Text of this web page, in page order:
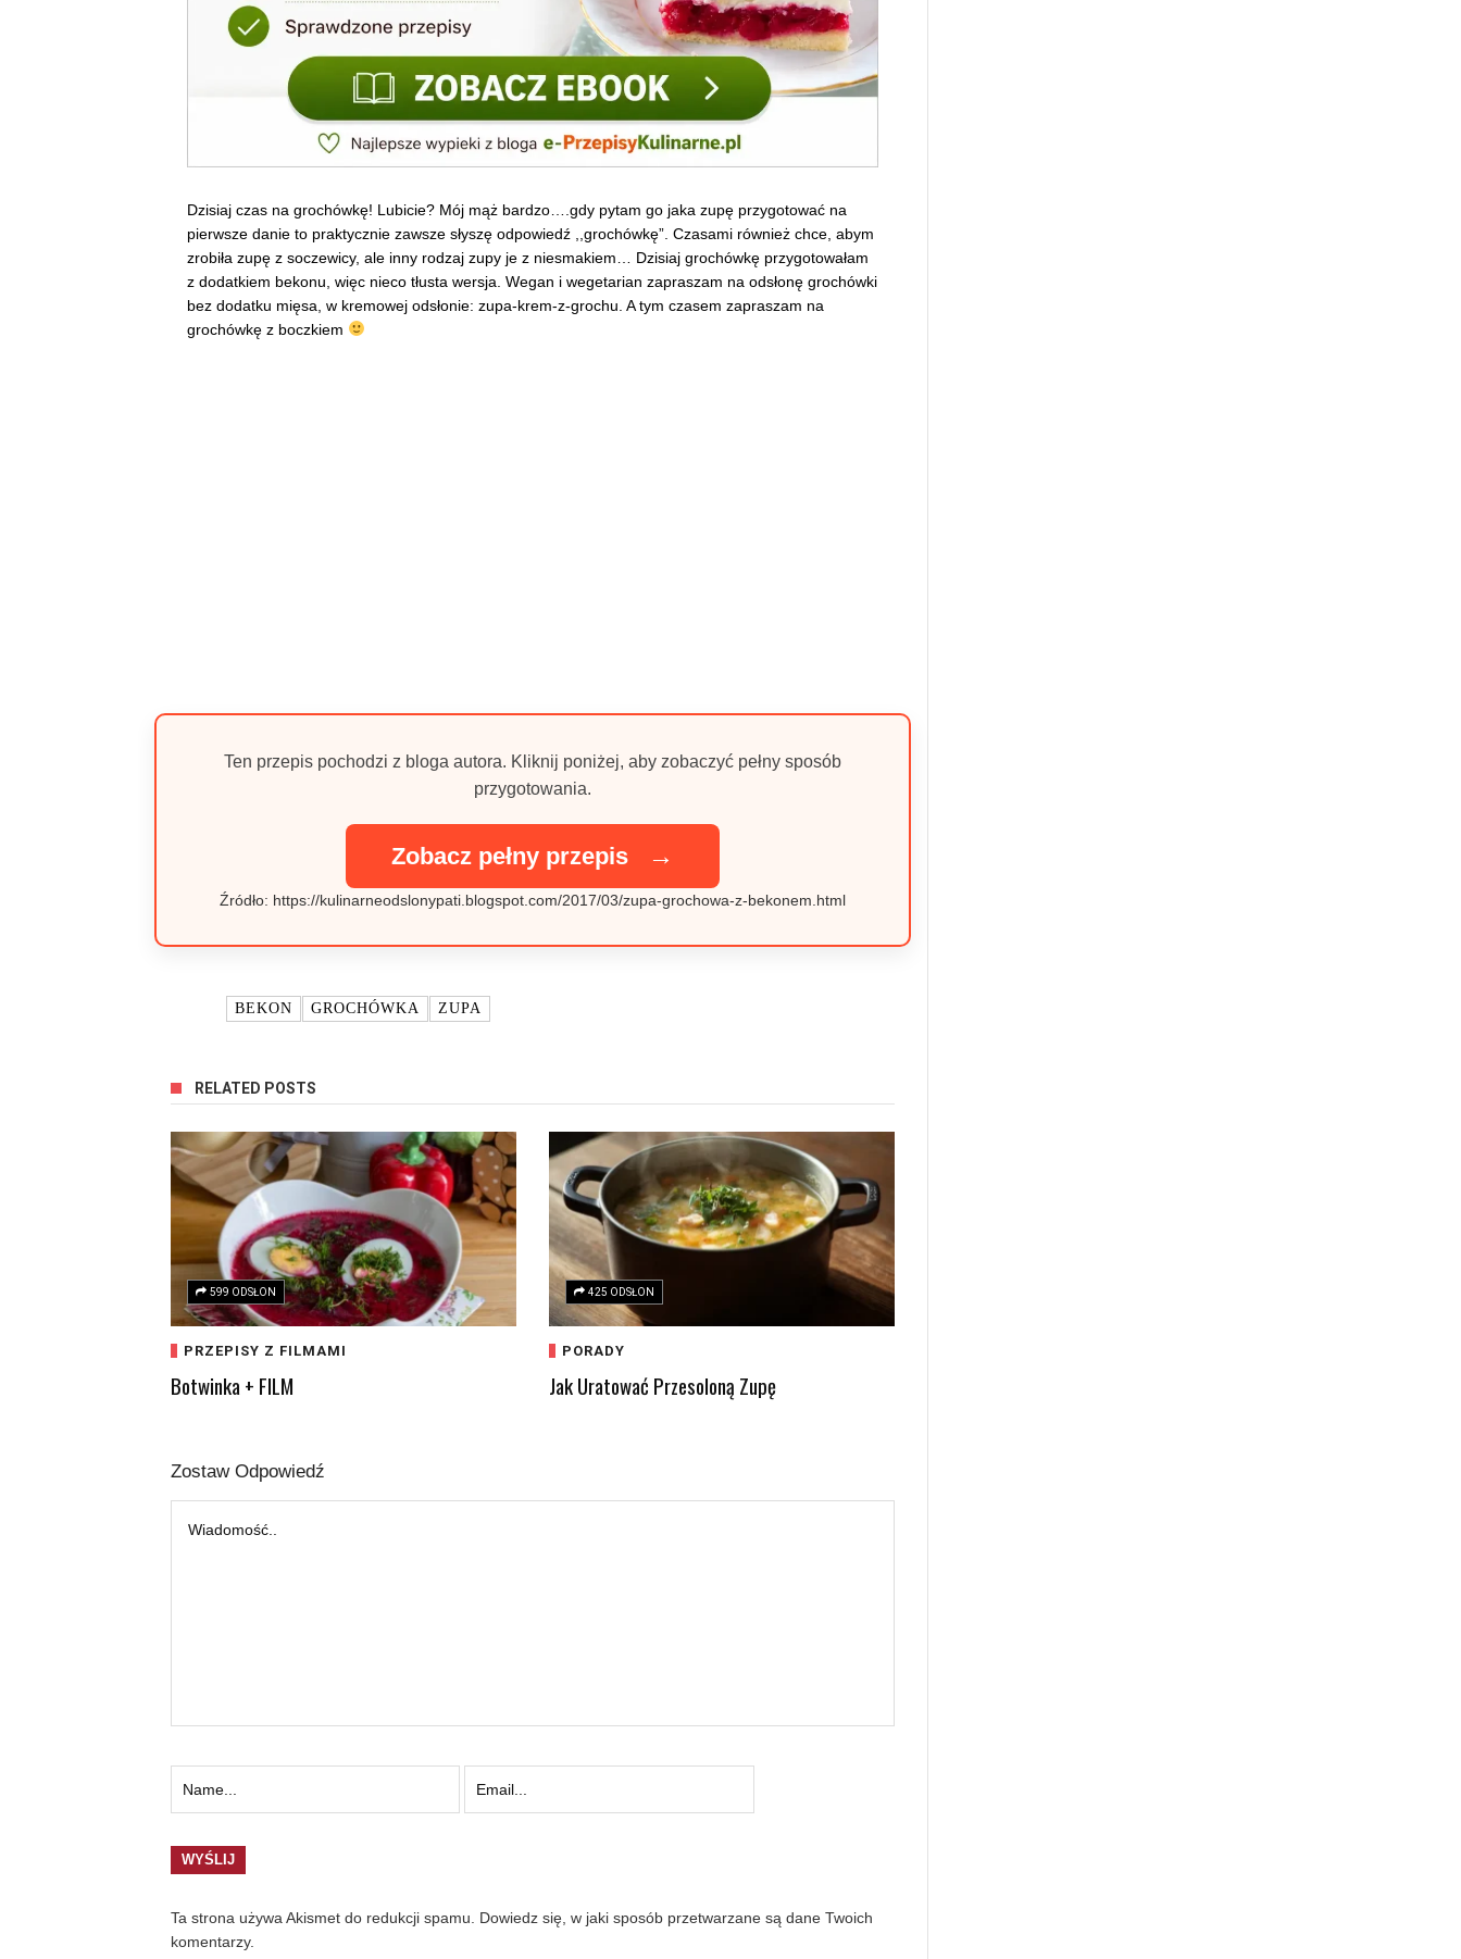
Dzisiaj czas na grochówkę! Lubicie? Mój mąż bardzo….gdy pytam go jaka zupę przygotować na
pierwsze danie to praktycznie zawsze słyszę odpowiedź ,,grochówkę”. Czasami również chce, abym
zrobiła zupę z soczewicy, ale inny rodzaj zupy je z niesmakiem… Dzisiaj grochówkę przygotowałam
z dodatkiem bekonu, więc nieco tłusta wersja. Wegan i wegetarian zapraszam na odsłonę grochówki
bez dodatku mięsa, w kremowej odsłonie: zupa-krem-z-grochu. A tym czasem zapraszam na
grochówkę z boczkiem
Ten przepis pochodzi z bloga autora. Kliknij poniżej, aby zobaczyć pełny sposób
przygotowania.
Zobacz pełny przepis →
Źródło: https://kulinarneodslonypati.blogspot.com/2017/03/zupa-grochowa-z-bekonem.html
BEKON GROCHÓWKA ZUPA
RELATED POSTS
599 ODSŁON
PRZEPISY Z FILMAMI
Botwinka + FILM
425 ODSŁON
PORADY
Jak Uratować Przesoloną Zupę
Zostaw Odpowiedź
Ta strona używa Akismet do redukcji spamu. Dowiedz się, w jaki sposób przetwarzane są dane Twoich
komentarzy.